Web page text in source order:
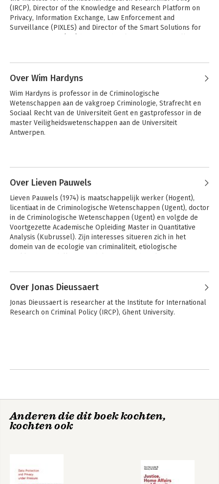
(IRCP), Director of the Knowledge and Research Platform on
Privacy, Information Exchange, Law Enforcement and
Surveillance (PIXLES) and Director of the Smart Solutions for
Internationaal en
Europees strafrecht
Strafwetboek,
Wetboek van
strafvordering,
Bijzondere wetten
criminal justice
biometrische
Bekijk alle boeken
Over Wim Hardyns
Wim Hardyns is professor in de Criminologische
Wetenschappen aan de vakgroep Criminologie, Strafrecht en
Sociaal Recht van de Universiteit Gent en gastprofessor in de
master Veiligheidswetenschappen aan de Universiteit
Antwerpen.
Big data en
innovatieve
methoden voor
criminologisch
2020
Over Lieven Pauwels
Lieven Pauwels (1974) is maatschappelijk werker (Hogent),
licentiaat in de Criminologische Wetenschappen (Ugent), doctor
in de Criminologische Wetenschappen (Ugent) en volgde de
Voortgezette Academische Opleiding Master in Quantitative
Analysis (Kubrussel). Zijn interesses situeren zich in het
domein van de ecologie van criminaliteit, etiologische
Pauwels
Buurtinformatienetwerken
en lokale veiligheid
Over Jonas Dieussaert
Jonas Dieussaert is researcher at the Institute for International
Research on Criminal Policy (IRCP), Ghent University.
Anderen die dit boek kochten,
kochten ook